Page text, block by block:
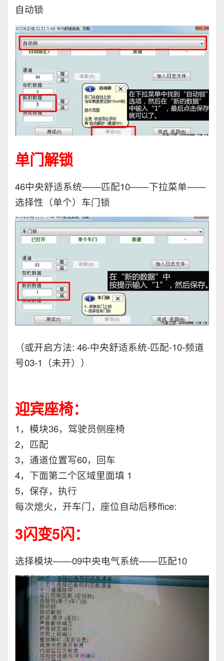
自动锁
单门解锁
46中央舒适系统——匹配10——下拉菜单——
选择性（单个）车门锁
（或开启方法: 46-中央舒适系统-匹配-10-频道
号03-1（未开））
迎宾座椅：
1，模块36，驾驶员侧座椅
2，匹配
3，通道位置写60，回车
4，下面第二个区域里面填 1
5，保存，执行
每次熄火，开车门，座位自动后移ffice:
3闪变5闪：
选择模块——09中央电气系统——匹配10